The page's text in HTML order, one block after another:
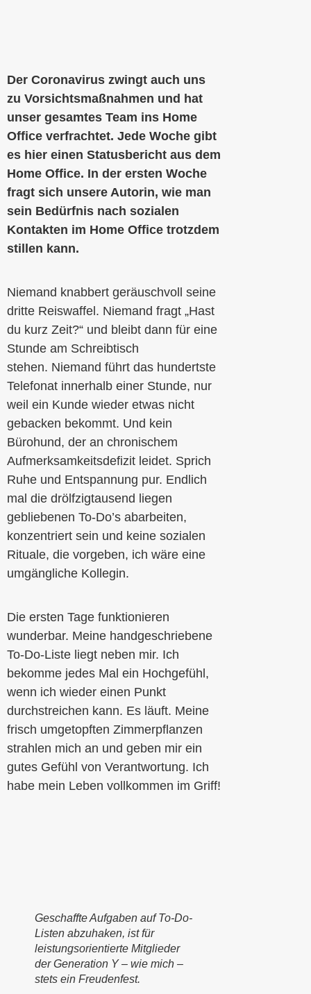
Der Coronavirus zwingt auch uns
zu Vorsichtsmaßnahmen und hat
unser gesamtes Team ins Home
Office verfrachtet. Jede Woche gibt
es hier einen Statusbericht aus dem
Home Office. In der ersten Woche
fragt sich unsere Autorin, wie man
sein Bedürfnis nach sozialen
Kontakten im Home Office trotzdem
stillen kann.
Niemand knabbert geräuschvoll seine
dritte Reiswaffel. Niemand fragt „Hast
du kurz Zeit?“ und bleibt dann für eine
Stunde am Schreibtisch
stehen. Niemand führt das hundertste
Telefonat innerhalb einer Stunde, nur
weil ein Kunde wieder etwas nicht
gebacken bekommt. Und kein
Bürohund, der an chronischem
Aufmerksamkeitsdefizit leidet. Sprich
Ruhe und Entspannung pur. Endlich
mal die drölfzigtausend liegen
gebliebenen To-Do’s abarbeiten,
konzentriert sein und keine sozialen
Rituale, die vorgeben, ich wäre eine
umgängliche Kollegin.
Die ersten Tage funktionieren
wunderbar. Meine handgeschriebene
To-Do-Liste liegt neben mir. Ich
bekomme jedes Mal ein Hochgefühl,
wenn ich wieder einen Punkt
durchstreichen kann. Es läuft. Meine
frisch umgetopften Zimmerpflanzen
strahlen mich an und geben mir ein
gutes Gefühl von Verantwortung. Ich
habe mein Leben vollkommen im Griff!
Geschaffte Aufgaben auf To-Do-
Listen abzuhaken, ist für
leistungsorientierte Mitglieder
der Generation Y – wie mich –
stets ein Freudenfest.